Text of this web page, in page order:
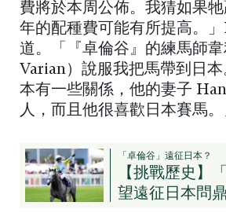
費將於本周公佈。我猜如果
年的配種費可能有所提高。
道。「『卓倫谷』的練馬師
Varian）說服我把馬帶到日本
本有一些關係，他的妻子
人，而且他很喜歡日本賽馬。
「卓倫谷」遠征日本？
【挑戰歷史】
望遠征日本問